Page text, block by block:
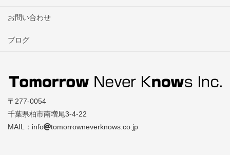
お問い合わせ
ブログ
〒277-0054
千葉県柏市南増尾3-4-22
MAIL：info
tomorrowneverknows.co.jp